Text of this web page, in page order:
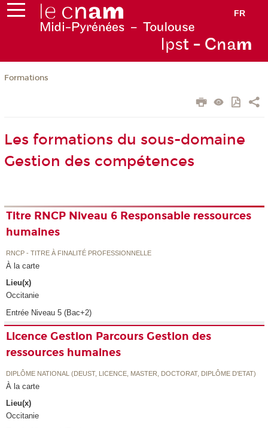
FR
Ipst - Cnam
Formations
Les formations du sous-domaine
Gestion des compétences
Titre RNCP Niveau 6 Responsable ressources
humaines
RNCP - TITRE À FINALITÉ PROFESSIONNELLE
À la carte
Lieu(x)
Occitanie
Entrée Niveau 5 (Bac+2)
Licence Gestion Parcours Gestion des
ressources humaines
DIPLÔME NATIONAL (DEUST, LICENCE, MASTER, DOCTORAT, DIPLÔME D'ETAT)
À la carte
Lieu(x)
Occitanie